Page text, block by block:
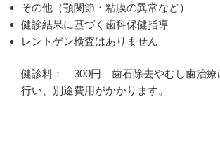
その他（顎関節・粘膜の異常など）
健診結果に基づく歯科保健指導
レントゲン検査はありません
健診料： 300円 歯石除去やむし歯治療
行い、別途費用がかかります。